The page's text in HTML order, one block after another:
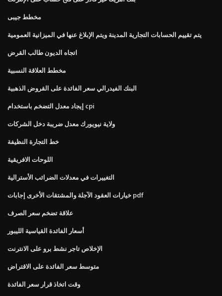
مخطط جيبى
يتم تقييم الحسابات التجارية المدينة ويتم الإبلاغ عنها في الميزانية العمومية
اتجاه الديون طالب القرض
مخطط العلاقة النسبية
البنك الفيدرالي سعر الفائدة على القروض الذهبية
إيجاد معدل التضخم باستخدام cpi
ولاية نيويورك معدل ضريبة دخل الشركات
خط التجارة النظيفة
اللوحات الافريقية
التغييرات في معدلات الضرائب الأسترالية
خيارات العقود الآجلة والمشتقات الأخرى إجابات pdf
علاقة تضخم سعر الصرف
أسعار الفائدة القياسية الليبور
الإخلاص تاجر نشط برو على الانترنت
متوسط ​​سعر الفائدة على الاقتراض
وقت اتخاذ قرار سعر الفائدة